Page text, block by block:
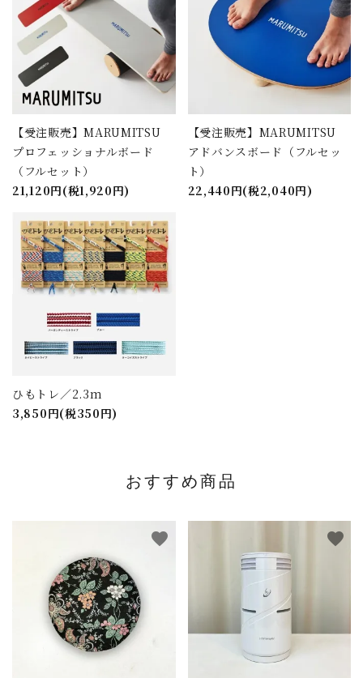
【受注販売】MARUMITSU
プロフェッショナルボード
（フルセット）
21,120円(税1,920円)
【受注販売】MARUMITSU
アドバンスボード（フルセッ
ト）
22,440円(税2,040円)
ひもトレ／2.3m
3,850円(税350円)
おすすめ商品
favorite favorite